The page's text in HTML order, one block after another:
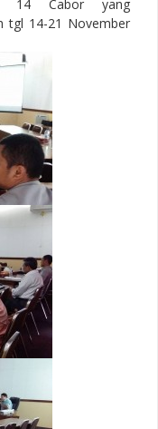
14 Cabor yang
tgl 14-21 November